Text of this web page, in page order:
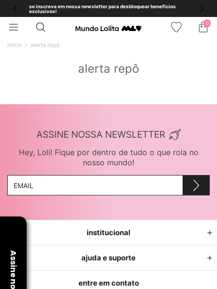
se inscreva em nossa newsletter para desbloquear benefícios
exclusivos!
0
início alerta repô
alerta repô
ASSINE NOSSA NEWSLETTER
Hey, Loli! Fique por dentro de tudo o que rola no
nosso mundo!
institucional
ajuda e suporte
entre em contato